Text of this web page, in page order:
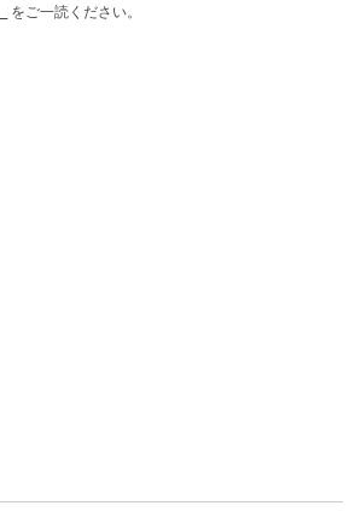
をご一読ください。